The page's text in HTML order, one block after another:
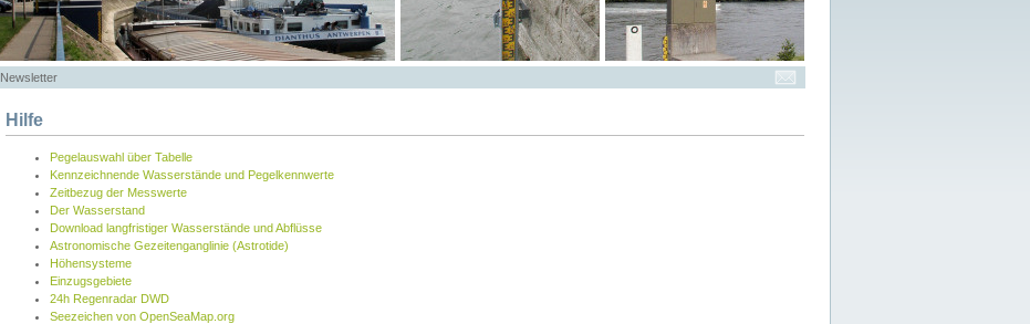
Newsletter
Hilfe
Pegelauswahl über Tabelle
Kennzeichnende Wasserstände und Pegelkennwerte
Zeitbezug der Messwerte
Der Wasserstand
Download langfristiger Wasserstände und Abflüsse
Astronomische Gezeitenganglinie (Astrotide)
Höhensysteme
Einzugsgebiete
24h Regenradar DWD
Seezeichen von OpenSeaMap.org